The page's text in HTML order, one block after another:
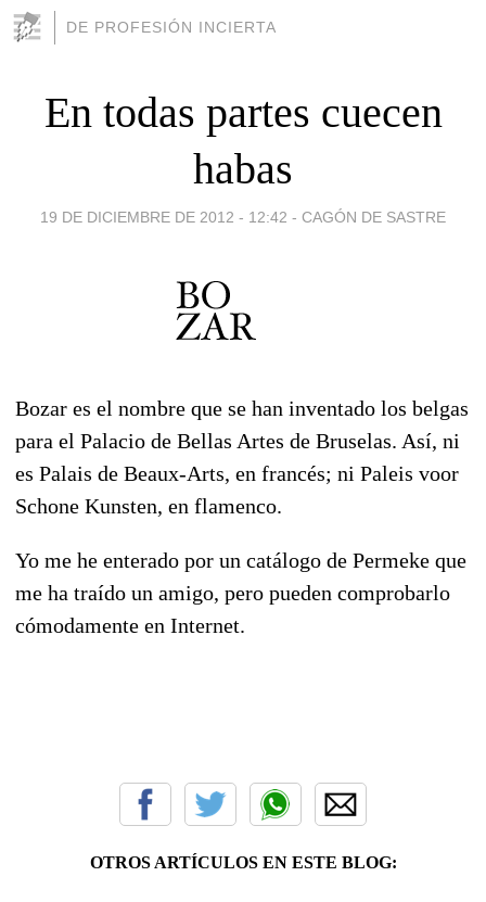
DE PROFESIÓN INCIERTA
En todas partes cuecen
habas
19 DE DICIEMBRE DE 2012 - 12:42 - CAGÓN DE SASTRE
Bozar es el nombre que se han inventado los belgas
para el Palacio de Bellas Artes de Bruselas. Así, ni
es Palais de Beaux-Arts, en francés; ni Paleis voor
Schone Kunsten, en flamenco.
Yo me he enterado por un catálogo de Permeke que
me ha traído un amigo, pero pueden comprobarlo
cómodamente en Internet.
OTROS ARTÍCULOS EN ESTE BLOG: